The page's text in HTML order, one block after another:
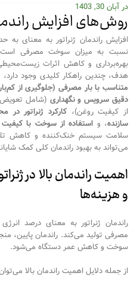
در آبان 30, 1403
روش‌های افزایش
افزایش راندمان ژنراتور به معنای به
نسبت به میزان سوخت مصرفی
بهره‌برداری و کاهش اثرات
هدف، چندین راهکار کلیدی وجود دارد،
متناسب با بار مصرفی (جلوگیری از
دقیق سرویس و نگهداری (شامل تعویض
از کیفیت روغن)، کارکرد ژنراتور
سازنده، و استفاده از سوخت با کیفیت
سلامت سیستم خنک‌کننده و کاهش
می‌تواند به بهبود راندمان کلی کمک
اهمیت راندمان بالا در
و هزینه‌ها
راندمان ژنراتور به معنای درصد
مصرفی تولید می‌کند. راندمان پایین،
سوخت و کاهش عمر دستگاه می‌شود.
از جمله دلایل اهمیت راندمان بالا